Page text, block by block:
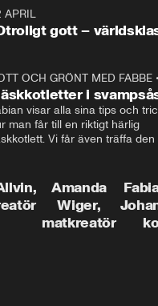
APRIL
gott –
OCH GRÖNT MED FABBE
i
visar alla sina tips och
man får till en riktigt härlig
Vi får även träffa den
på Gotland.
Amanda
Wiger,
matkreatör